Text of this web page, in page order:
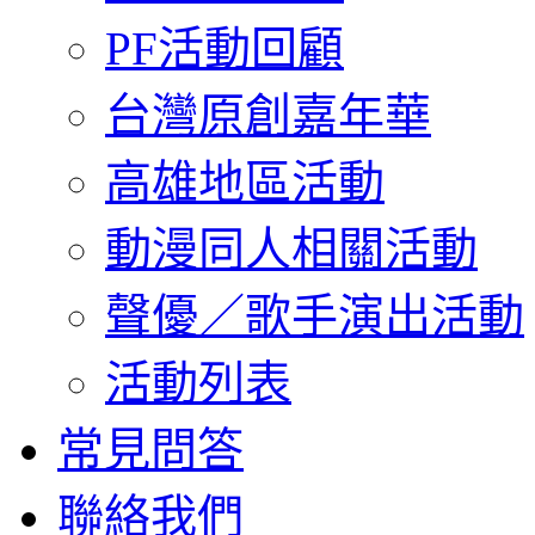
PF活動回顧
台灣原創嘉年華
高雄地區活動
動漫同人相關活動
聲優／歌手演出活動
活動列表
常見問答
聯絡我們